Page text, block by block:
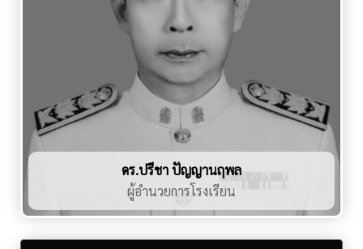
ดร.ปรีชา ปัญญานฤพล
ผู้อำนวยการโรงเรียน